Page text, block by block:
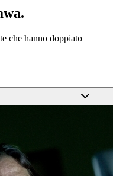
.
che hanno doppiato